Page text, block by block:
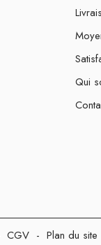
Qui
CGV - Plan du site